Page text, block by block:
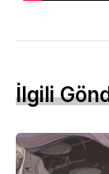
İlgili